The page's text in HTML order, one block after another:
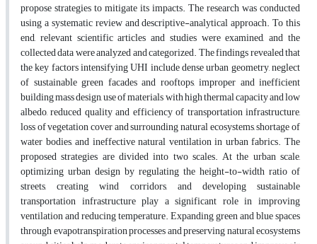
propose strategies to mitigate its impacts. The research was conducted
using a systematic review and descriptive-analytical approach. To this
end, relevant scientific articles and studies were examined, and the
collected data were analyzed and categorized. The findings revealed that
the key factors intensifying UHI include dense urban geometry, neglect
of sustainable green facades and rooftops, improper and inefficient
building mass design, use of materials with high thermal capacity and low
albedo, reduced quality and efficiency of transportation infrastructure,
loss of vegetation cover and surrounding natural ecosystems, shortage of
water bodies, and ineffective natural ventilation in urban fabrics. The
proposed strategies are divided into two scales. At the urban scale,
optimizing urban design by regulating the height-to-width ratio of
streets, creating wind corridors, and developing sustainable
transportation infrastructure play a significant role in improving
ventilation and reducing temperature. Expanding green and blue spaces
through evapotranspiration processes and preserving natural ecosystems